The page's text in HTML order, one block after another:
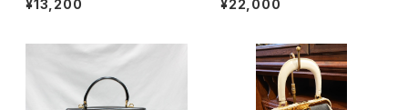
¥13,200 ¥22,000